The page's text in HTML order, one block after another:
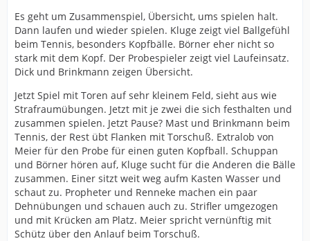
Es geht um Zusammenspiel, Übersicht, ums spielen halt.
Dann laufen und wieder spielen. Kluge zeigt viel Ballgefühl
beim Tennis, besonders Kopfbälle. Börner eher nicht so
stark mit dem Kopf. Der Probespieler zeigt viel Laufeinsatz.
Dick und Brinkmann zeigen Übersicht.
Jetzt Spiel mit Toren auf sehr kleinem Feld, sieht aus wie
Strafraumübungen. Jetzt mit je zwei die sich festhalten und
zusammen spielen. Jetzt Pause? Mast und Brinkmann beim
Tennis, der Rest übt Flanken mit Torschuß. Extralob von
Meier für den Probe für einen guten Kopfball. Schuppan
und Börner hören auf, Kluge sucht für die Anderen die Bälle
zusammen. Einer sitzt weit weg aufm Kasten Wasser und
schaut zu. Propheter und Renneke machen ein paar
Dehnübungen und schauen auch zu. Strifler umgezogen
und mit Krücken am Platz. Meier spricht vernünftig mit
Schütz über den Anlauf beim Torschuß.